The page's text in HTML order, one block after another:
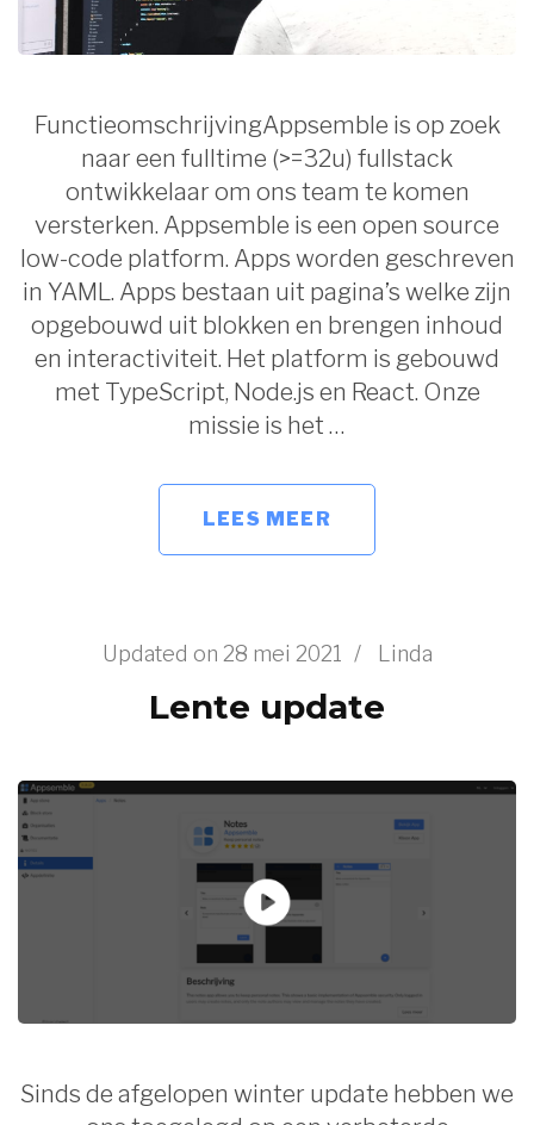
FunctieomschrijvingAppsemble is op zoek
naar een fulltime (>=32u) fullstack
ontwikkelaar om ons team te komen
versterken. Appsemble is een open source
low-code platform. Apps worden geschreven
in YAML. Apps bestaan uit pagina’s welke zijn
opgebouwd uit blokken en brengen inhoud
en interactiviteit. Het platform is gebouwd
met TypeScript, Node.js en React. Onze
missie is het …
LEES MEER
Updated on 28 mei 2021 / Linda
Lente update
Sinds de afgelopen winter update hebben we